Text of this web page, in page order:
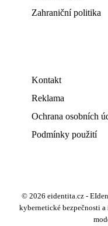
Zahraniční politika
Kontakt
Reklama
Ochrana osobních
Podmínky použití
© 2026 eidentita.cz -
kybernetické bezpečnosti